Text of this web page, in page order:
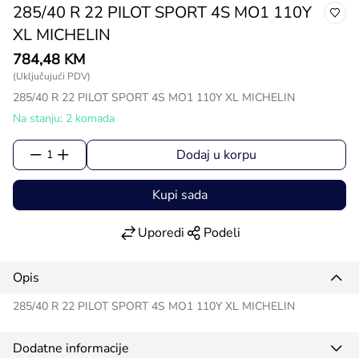
285/40 R 22 PILOT SPORT 4S MO1 110Y
XL MICHELIN
784,48 KM
(Uključujući PDV)
285/40 R 22 PILOT SPORT 4S MO1 110Y XL MICHELIN
Na stanju: 2 komada
1 Dodaj u korpu
Kupi sada
Uporedi Podeli
Opis
285/40 R 22 PILOT SPORT 4S MO1 110Y XL MICHELIN
Dodatne informacije